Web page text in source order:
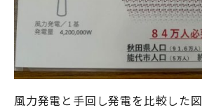
風力発電と手回し発電を比較した図